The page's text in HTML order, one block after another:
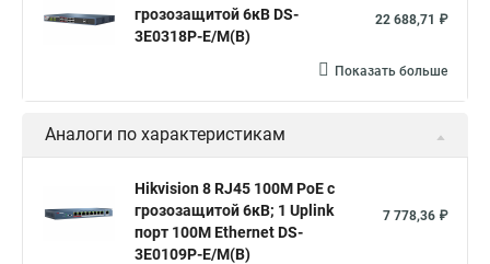
Настройка коммутаторы cisco
Коммутатор на 8 портов с poe
грозозащитой 6кВ DS-
3E0318P-E/M(B)
22 688,71 ₽
Показать больше
Аналоги по характеристикам
Hikvision 8 RJ45 100M PoE с
грозозащитой 6кВ; 1 Uplink
порт 100М Ethernet DS-
3E0109P-E/M(B)
7 778,36 ₽